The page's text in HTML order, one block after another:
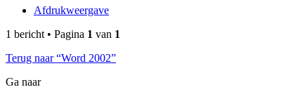
Afdrukweergave
1 bericht • Pagina 1 van 1
Terug naar “Word 2002”
Ga naar